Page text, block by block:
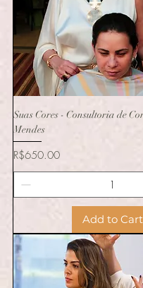
Suas Cores - Consultoria de
Mendes
Price
R$650.00
Add to Cart